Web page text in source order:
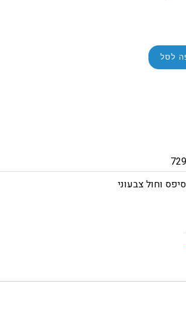
לסל
וחול צבעוני